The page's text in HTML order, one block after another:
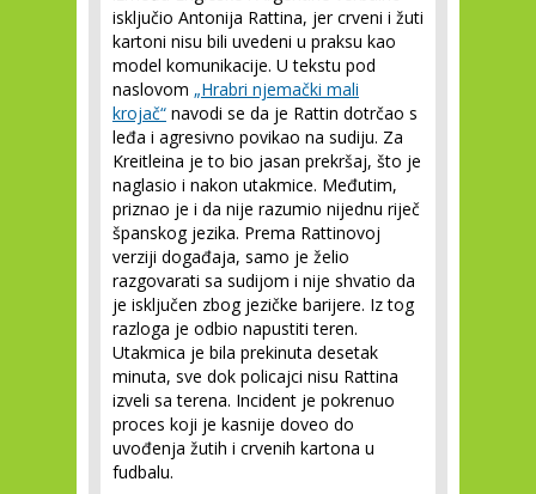
isključio Antonija Rattina, jer crveni i žuti
kartoni nisu bili uvedeni u praksu kao
model komunikacije. U tekstu pod
naslovom „Hrabri njemački mali
krojač“ navodi se da je Rattin dotrčao s
leđa i agresivno povikao na sudiju. Za
Kreitleina je to bio jasan prekršaj, što je
naglasio i nakon utakmice. Međutim,
priznao je i da nije razumio nijednu riječ
španskog jezika. Prema Rattinovoj
verziji događaja, samo je želio
razgovarati sa sudijom i nije shvatio da
je isključen zbog jezičke barijere. Iz tog
razloga je odbio napustiti teren.
Utakmica je bila prekinuta desetak
minuta, sve dok policajci nisu Rattina
izveli sa terena. Incident je pokrenuo
proces koji je kasnije doveo do
uvođenja žutih i crvenih kartona u
fudbalu.